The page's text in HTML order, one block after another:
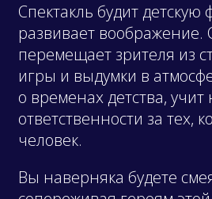
Спектакль будит детскую
развивает
перемещает зрителя из
игры и выдумки в
о временах детства, учит
ответственности за тех,
человек.
Вы наверняка будете